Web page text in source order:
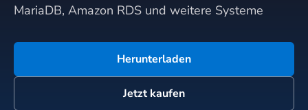
MariaDB, Amazon RDS und weitere Systeme
Herunterladen
Jetzt kaufen